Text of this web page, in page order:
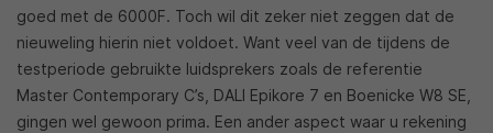
goed met de 6000F. Toch wil dit zeker niet zeggen dat de
nieuweling hierin niet voldoet. Want veel van de tijdens de
testperiode gebruikte luidsprekers zoals de referentie
Master Contemporary C’s, DALI Epikore 7 en Boenicke W8 SE,
gingen wel gewoon prima. Een ander aspect waar u rekening